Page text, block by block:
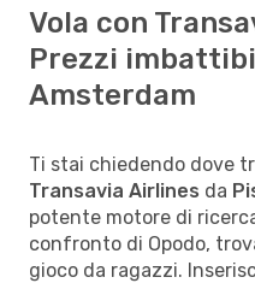
Vola con
Prezzi
Amsterdam
Ti stai chiedendo dove
Transavia Airlines da
potente motore di
confronto di Opodo,
gioco da ragazzi.